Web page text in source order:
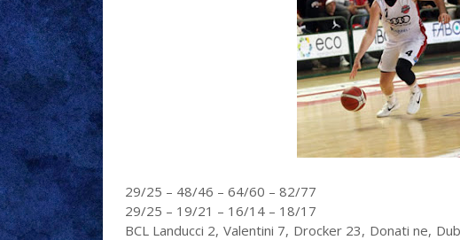
29/25 – 48/46 – 64/60 – 82/77
29/25 – 19/21 – 16/14 – 18/17
BCL Landucci 2, Valentini 7, Drocker 23, Donati ne,